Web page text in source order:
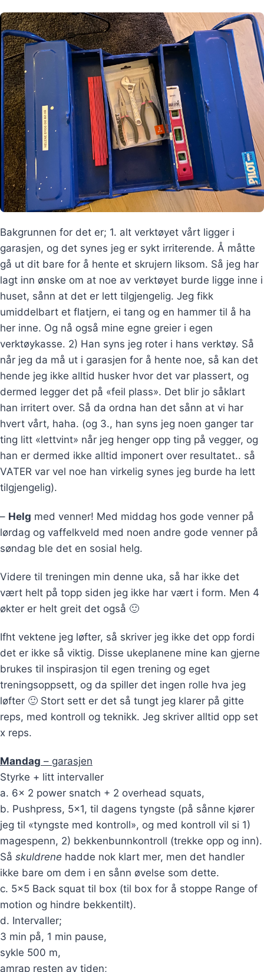
Bakgrunnen for det er; 1. alt verktøyet vårt ligger i
garasjen, og det synes jeg er sykt irriterende. Å måtte
gå ut dit bare for å hente et skrujern liksom. Så jeg har
lagt inn ønske om at noe av verktøyet burde ligge inne i
huset, sånn at det er lett tilgjengelig. Jeg fikk
umiddelbart et flatjern, ei tang og en hammer til å ha
her inne. Og nå også mine egne greier i egen
verktøykasse. 2) Han syns jeg roter i hans verktøy. Så
når jeg da må ut i garasjen for å hente noe, så kan det
hende jeg ikke alltid husker hvor det var plassert, og
dermed legger det på «feil plass». Det blir jo såklart
han irritert over. Så da ordna han det sånn at vi har
hvert vårt, haha. (og 3., han syns jeg noen ganger tar
ting litt «lettvint» når jeg henger opp ting på vegger, og
han er dermed ikke alltid imponert over resultatet.. så
VATER var vel noe han virkelig synes jeg burde ha lett
tilgjengelig).
– Helg med venner! Med middag hos gode venner på
lørdag og vaffelkveld med noen andre gode venner på
søndag ble det en sosial helg.
Videre til treningen min denne uka, så har ikke det
vært helt på topp siden jeg ikke har vært i form. Men 4
økter er helt greit det også 🙂
Ifht vektene jeg løfter, så skriver jeg ikke det opp fordi
det er ikke så viktig. Disse ukeplanene mine kan gjerne
brukes til inspirasjon til egen trening og eget
treningsoppsett, og da spiller det ingen rolle hva jeg
løfter 🙂 Stort sett er det så tungt jeg klarer på gitte
reps, med kontroll og teknikk. Jeg skriver alltid opp set
x reps.
Mandag – garasjen
Styrke + litt intervaller
a. 6x 2 power snatch + 2 overhead squats,
b. Pushpress, 5×1, til dagens tyngste (på sånne kjører
jeg til «tyngste med kontroll», og med kontroll vil si 1)
magespenn, 2) bekkenbunnkontroll (trekke opp og inn).
Så skuldrene hadde nok klart mer, men det handler
ikke bare om dem i en sånn øvelse som dette.
c. 5×5 Back squat til box (til box for å stoppe Range of
motion og hindre bekkentilt).
d. Intervaller;
3 min på, 1 min pause,
sykle 500 m,
amrap resten av tiden;